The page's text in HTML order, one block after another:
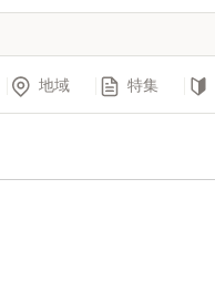
地域 特集